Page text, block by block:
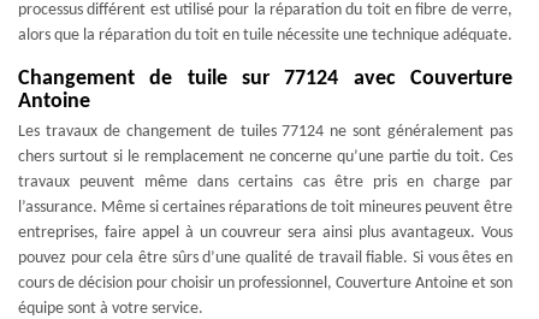
processus différent est utilisé pour la réparation du toit en fibre de verre,
alors que la réparation du toit en tuile nécessite une technique adéquate.
Changement de tuile sur 77124 avec Couverture
Antoine
Les travaux de changement de tuiles 77124 ne sont généralement pas
chers surtout si le remplacement ne concerne qu’une partie du toit. Ces
travaux peuvent même dans certains cas être pris en charge par
l’assurance. Même si certaines réparations de toit mineures peuvent être
entreprises, faire appel à un couvreur sera ainsi plus avantageux. Vous
pouvez pour cela être sûrs d’une qualité de travail fiable. Si vous êtes en
cours de décision pour choisir un professionnel, Couverture Antoine et son
équipe sont à votre service.